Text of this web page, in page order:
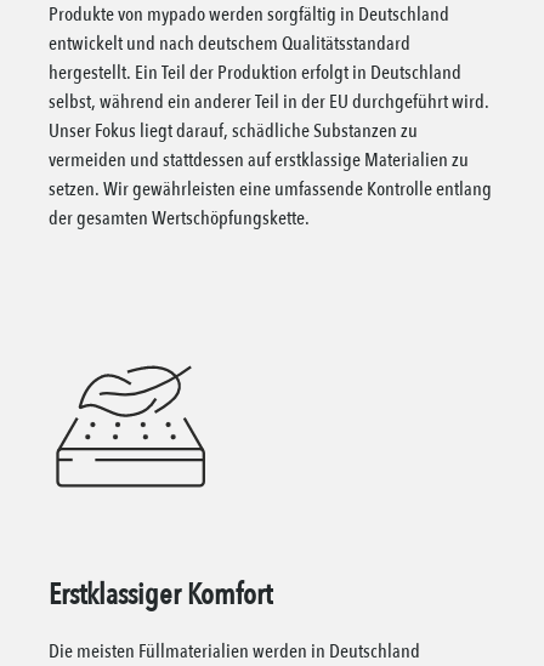
Produkte von mypado werden sorgfältig in Deutschland
entwickelt und nach deutschem Qualitätsstandard
hergestellt. Ein Teil der Produktion erfolgt in Deutschland
selbst, während ein anderer Teil in der EU durchgeführt wird.
Unser Fokus liegt darauf, schädliche Substanzen zu
vermeiden und stattdessen auf erstklassige Materialien zu
setzen. Wir gewährleisten eine umfassende Kontrolle entlang
der gesamten Wertschöpfungskette.
Erstklassiger Komfort
Die meisten Füllmaterialien werden in Deutschland